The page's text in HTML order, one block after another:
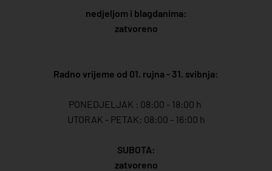
nedjeljom i blagdanima:
zatvoreno
Radno vrijeme od 01. rujna - 31. svibnja:
PONEDJELJAK : 08:00 - 18:00 h
UTORAK - PETAK: 08:00 - 16:00 h
SUBOTA:
zatvoreno